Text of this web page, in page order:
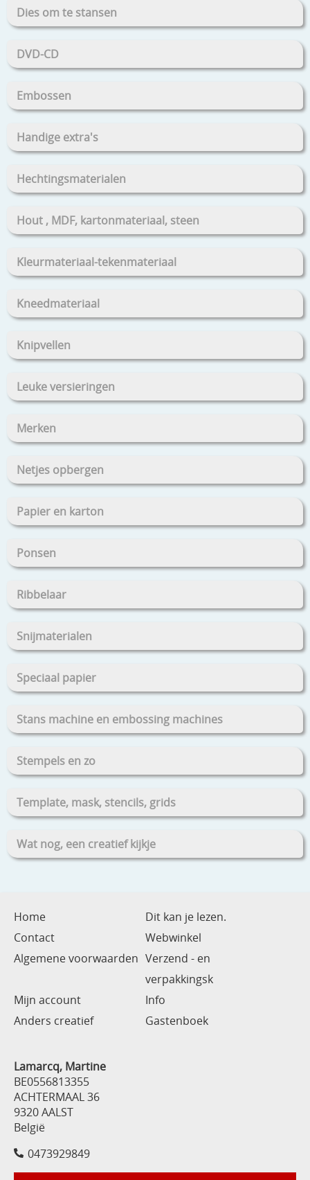
Dies om te stansen
DVD-CD
Embossen
Handige extra's
Hechtingsmaterialen
Hout , MDF, kartonmateriaal, steen
Kleurmateriaal-tekenmateriaal
Kneedmateriaal
Knipvellen
Leuke versieringen
Merken
Netjes opbergen
Papier en karton
Ponsen
Ribbelaar
Snijmaterialen
Speciaal papier
Stans machine en embossing machines
Stempels en zo
Template, mask, stencils, grids
Wat nog, een creatief kijkje
Home
Dit kan je lezen.
Contact
Webwinkel
Algemene voorwaarden Verzend - en
verpakkingsk
Mijn account
Info
Anders creatief
Gastenboek
Lamarcq, Martine
BE0556813355
ACHTERMAAL 36
9320 AALST
België
0473929849